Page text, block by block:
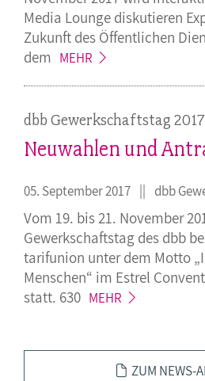
Media Lounge diskutieren
Zukunft des Öffentlichen
dem MEHR
dbb Gewerkschaftstag 2017
Neuwahlen und
05. September 2017 dbb
Vom 19. bis 21. November
Gewerkschaftstag des dbb
tarifunion unter dem Motto
Menschen“ im Estrel
statt. 630 MEHR
ZUM NEWS-